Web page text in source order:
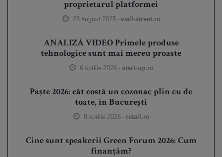
proprietarul platformei
25 August 2025 -wall-street.ro
ANALIZĂ VIDEO Primele produse
tehnologice sunt mai mereu proaste
6 Aprilie 2026 - start-up.ro
Paște 2026: cât costă un cozonac plin cu de
toate, în București
8 Aprilie 2026 - retail.ro
Cine sunt speakerii Green Forum 2026: Cum
finanțăm?